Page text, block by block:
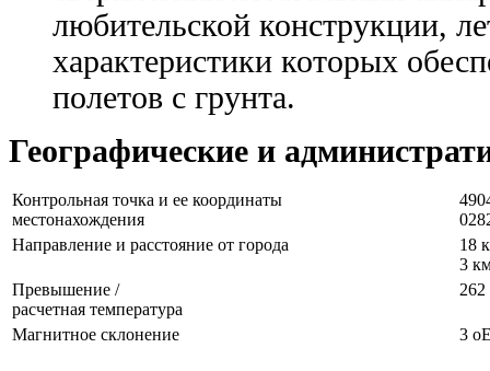
любительской конструкции,
характеристики которых
полетов с грунта.
Географические и
Контрольная точка и ее координаты
местонахождения
Направление и расстояние от города
18
3
Превышение /
расчетная температура
Магнитное склонение 3